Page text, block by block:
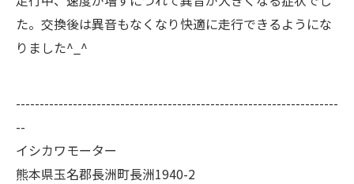
た。交換後は異音もなくなり快適に走行できるようにな
りました^_^
--------------------------------------------------------------------
--
イシカワモーター
熊本県玉名郡長洲町長洲1940-2